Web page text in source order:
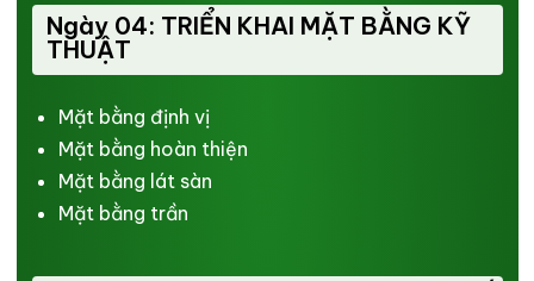
Ngày 04: TRIỂN KHAI MẶT BẰNG KỸ
THUẬT
Mặt bằng định vị
Mặt bằng hoàn thiện
Mặt bằng lát sàn
Mặt bằng trần